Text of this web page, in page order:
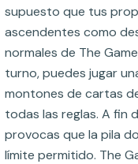
supuesto que tus
ascendentes como
normales de The
turno, puedes jugar
montones de cartas
todas las reglas. A fin
provocas que la pila
límite permitido. The